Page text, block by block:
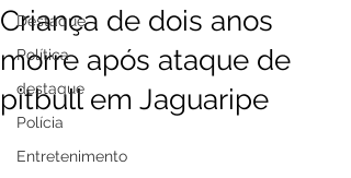
Destaque
Política
destaque
Polícia
Entretenimento
Criança de dois anos
morre após ataque de
pitbull em Jaguaripe